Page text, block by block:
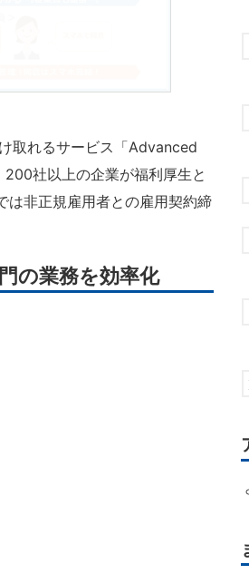
取れるサービス「Advanced
社以上の企業が福利厚生と
は非正規雇用者との雇用契約締
の業務を効率化